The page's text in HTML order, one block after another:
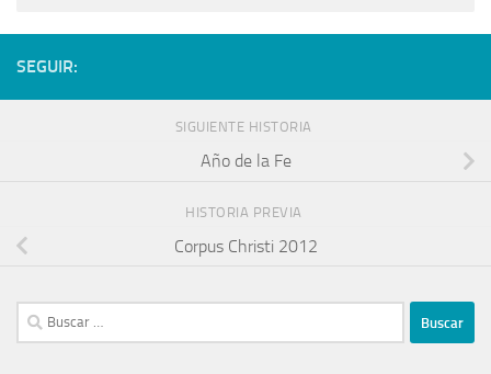
SEGUIR:
SIGUIENTE HISTORIA
Año de la Fe
HISTORIA PREVIA
Corpus Christi 2012